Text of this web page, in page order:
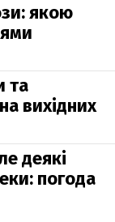
якою
та
вихідних
деякі
погода